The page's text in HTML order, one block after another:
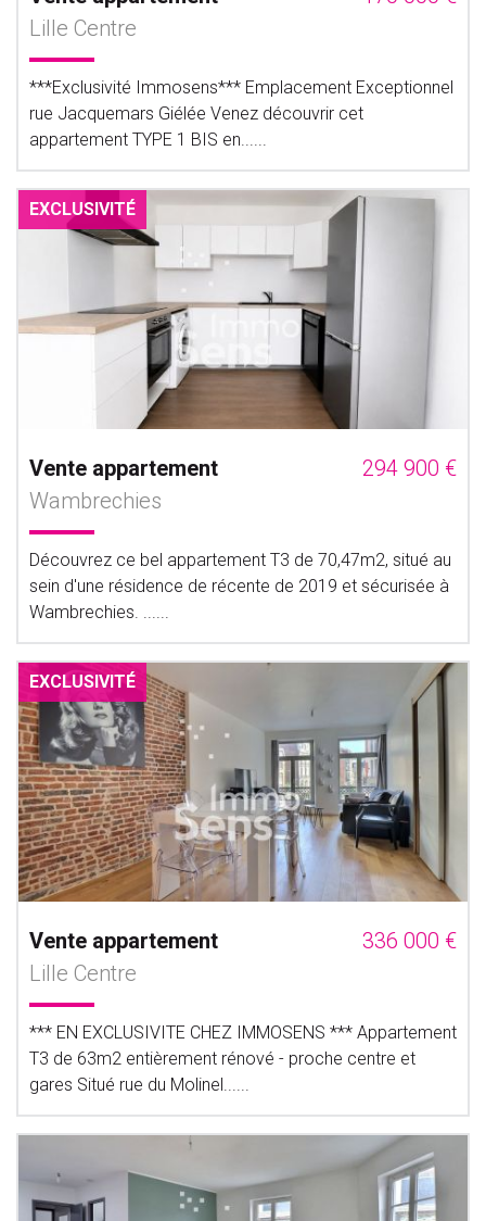
Lille Centre
***Exclusivité Immosens*** Emplacement Exceptionnel
rue Jacquemars Giélée Venez découvrir cet
appartement TYPE 1 BIS en......
EXCLUSIVITÉ
Vente appartement
294 900 €
Wambrechies
Découvrez ce bel appartement T3 de 70,47m2, situé au
sein d'une résidence de récente de 2019 et sécurisée à
Wambrechies. ......
EXCLUSIVITÉ
Vente appartement
336 000 €
Lille Centre
*** EN EXCLUSIVITE CHEZ IMMOSENS *** Appartement
T3 de 63m2 entièrement rénové - proche centre et
gares Situé rue du Molinel......